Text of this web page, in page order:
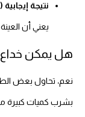
نتيجة إيجابية
يعني أن
هل يمكن خداع
نعم، تحاول بعض
بشرب كميات كبيرة